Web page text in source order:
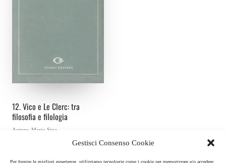
Gestisci Consenso Cookie
Per fornire le migliori esperienze, utilizziamo tecnologie come i cookie per memorizzare e/o accedere
12. Vico e Le Clerc: tra
filosofia e filologia
Autore: Mario Sina